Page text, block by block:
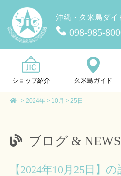
沖縄・久米島ダイ
098-985-
ショップ紹介 久米島ガイド
> 2024年 > 10月 > 25日
ブログ & NEWS
【2024年10月25日】の